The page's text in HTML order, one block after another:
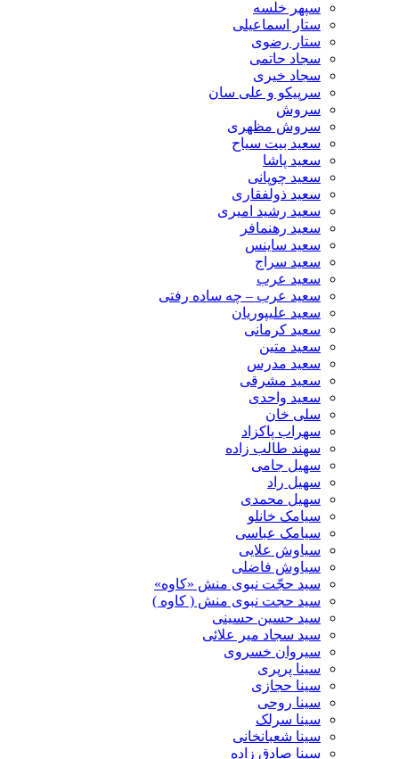
سپهر خلسه
ستار اسماعیلی
ستار رضوی
سجاد حاتمی
سجاد خیری
سرپیکو و علی سان
سروش
سروش مظهری
سعید بیت سیاح
سعید پاشا
سعید چوپانی
سعید ذولفقاری
سعید رشید امیری
سعید رهنمافر
سعید ساینس
سعید سراج
سعید عرب
سعید عرب – چه ساده رفتی
سعید علیپوریان
سعید کرمانی
سعید متین
سعید مدرس
سعید مشرقی
سعید واحدی
سلی خان
سهراب پاکزاد
سهند طالب زاده
سهیل جامی
سهیل راد
سهیل محمدی
سیامک خانلو
سیامک عباسی
سیاوش علایی
سیاوش فاضلی
سید حجّت نبوی منش «کاوه»
سید حجت نبوی منش ( کاوه )
سید حسین حسینى
سید سجاد میر علائی
سیروان خسروی
سینا پرپری
سینا حجازی
سینا روحی
سینا سرلک
سینا شعبانخانی
سینا صادق زاده